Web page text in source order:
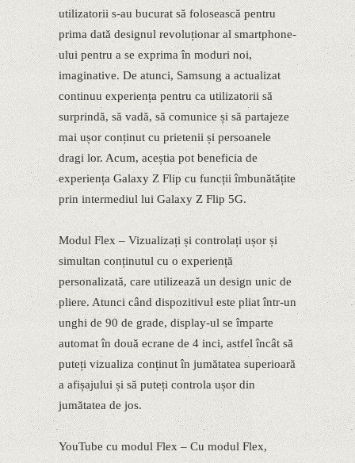
utilizatorii s-au bucurat să folosească pentru
prima dată designul revoluționar al smartphone-
ului pentru a se exprima în moduri noi,
imaginative. De atunci, Samsung a actualizat
continuu experiența pentru ca utilizatorii să
surprindă, să vadă, să comunice și să partajeze
mai ușor conținut cu prietenii și persoanele
dragi lor. Acum, aceștia pot beneficia de
experiența Galaxy Z Flip cu funcții îmbunătățite
prin intermediul lui Galaxy Z Flip 5G.
Modul Flex – Vizualizați și controlați ușor și
simultan conținutul cu o experiență
personalizată, care utilizează un design unic de
pliere. Atunci când dispozitivul este pliat într-un
unghi de 90 de grade, display-ul se împarte
automat în două ecrane de 4 inci, astfel încât să
puteți vizualiza conținut în jumătatea superioară
a afișajului și să puteți controla ușor din
jumătatea de jos.
YouTube cu modul Flex – Cu modul Flex,